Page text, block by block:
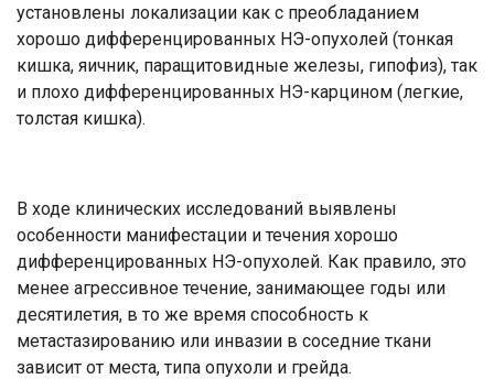
установлены локализации как с преобладанием
хорошо дифференцированных НЭ-опухолей (тонкая
кишка, яичник, паращитовидные железы, гипофиз), так
и плохо дифференцированных НЭ-карцином (легкие,
толстая кишка).
В ходе клинических исследований выявлены
особенности манифестации и течения хорошо
дифференцированных НЭ-опухолей. Как правило, это
менее агрессивное течение, занимающее годы или
десятилетия, в то же время способность к
метастазированию или инвазии в соседние ткани
зависит от места, типа опухоли и грейда.